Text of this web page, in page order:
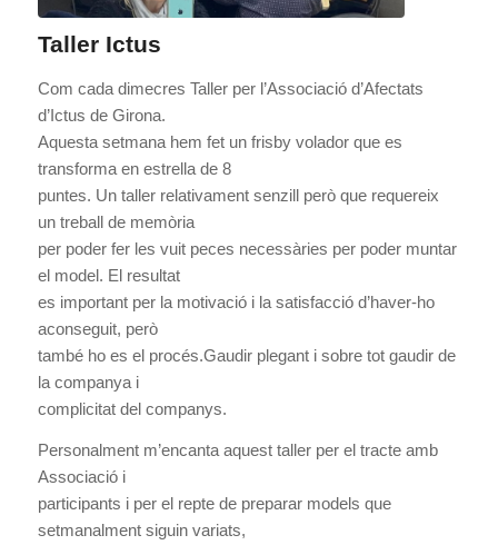
Taller Ictus
Com cada dimecres Taller per l’Associació d’Afectats
d’Ictus de Girona.
Aquesta setmana hem fet un frisby volador que es
transforma en estrella de 8
puntes. Un taller relativament senzill però que requereix
un treball de memòria
per poder fer les vuit peces necessàries per poder muntar
el model. El resultat
es important per la motivació i la satisfacció d’haver-ho
aconseguit, però
també ho es el procés.Gaudir plegant i sobre tot gaudir de
la companya i
complicitat del companys.
Personalment m’encanta aquest taller per el tracte amb
Associació i
participants i per el repte de preparar models que
setmanalment siguin variats,